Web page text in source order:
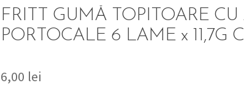
FRITT GUMĂ TOPITOARE
PORTOCALE 6 LAME x 11,7G
6,00 lei